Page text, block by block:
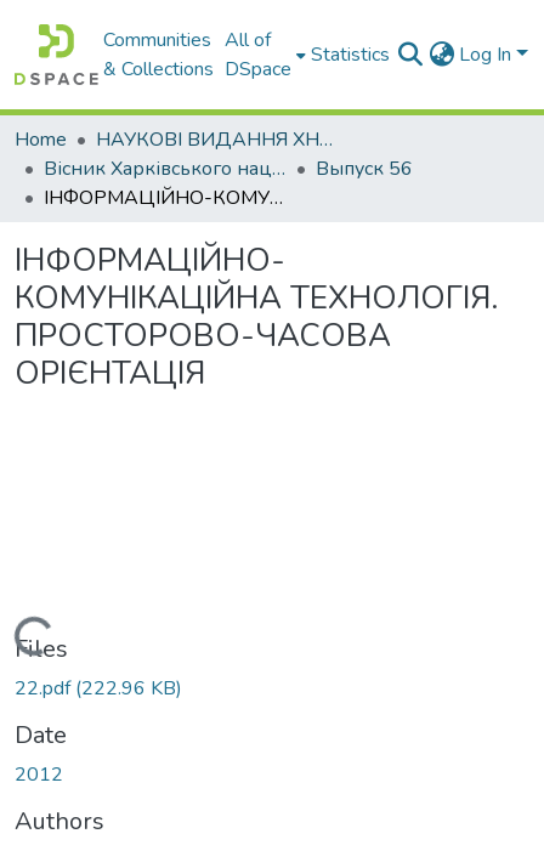
Communities
& Collections
All of
DSpace
Statistics Log In
Home
НАУКОВІ ВИДАННЯ ХНАДУ
Вісник Харківського національного автомобільно-дорожнього університету / Вестник Харьковского национального автомобильно-дорожного университета
Выпуск 56
ІНФОРМАЦІЙНО-КОМУНІКАЦІЙНА ТЕХНОЛОГІЯ. ПРОСТОРОВО-ЧАСОВА ОРІЄНТАЦІЯ
ІНФОРМАЦІЙНО-
КОМУНІКАЦІЙНА ТЕХНОЛОГІЯ.
ПРОСТОРОВО-ЧАСОВА
ОРІЄНТАЦІЯ
Loading...
Files
22.pdf(222.96 KB)
Date
2012
Authors